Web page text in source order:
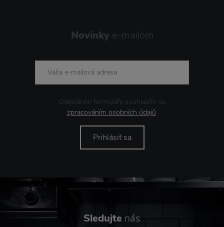
Novinky e-mailom
Odesláním formuláře souhlasím se
zpracováním osobních údajů.
Prihlásiť sa
Sledujte nás